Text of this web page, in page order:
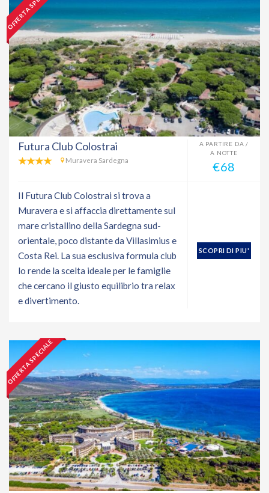
Futura Club Colostrai
Muravera Sardegna
A PARTIRE DA /
A NOTTE
€68
Il Futura Club Colostrai si trova a
Muravera e si affaccia direttamente sul
mare cristallino della Sardegna sud-
orientale, poco distante da Villasimius e
Costa Rei. La sua esclusiva formula club
lo rende la scelta ideale per le famiglie
che cercano il giusto equilibrio tra relax
e divertimento.
SCOPRI DI PIU'
OFFERTA SPECIALE